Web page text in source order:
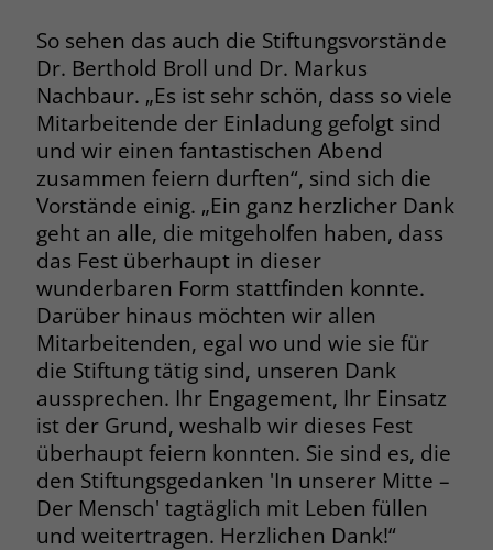
So sehen das auch die Stiftungsvorstände
Dr. Berthold Broll und Dr. Markus
Nachbaur. „Es ist sehr schön, dass so viele
Mitarbeitende der Einladung gefolgt sind
und wir einen fantastischen Abend
zusammen feiern durften“, sind sich die
Vorstände einig. „Ein ganz herzlicher Dank
geht an alle, die mitgeholfen haben, dass
das Fest überhaupt in dieser
wunderbaren Form stattfinden konnte.
Darüber hinaus möchten wir allen
Mitarbeitenden, egal wo und wie sie für
die Stiftung tätig sind, unseren Dank
aussprechen. Ihr Engagement, Ihr Einsatz
ist der Grund, weshalb wir dieses Fest
überhaupt feiern konnten. Sie sind es, die
den Stiftungsgedanken 'In unserer Mitte –
Der Mensch' tagtäglich mit Leben füllen
und weitertragen. Herzlichen Dank!“